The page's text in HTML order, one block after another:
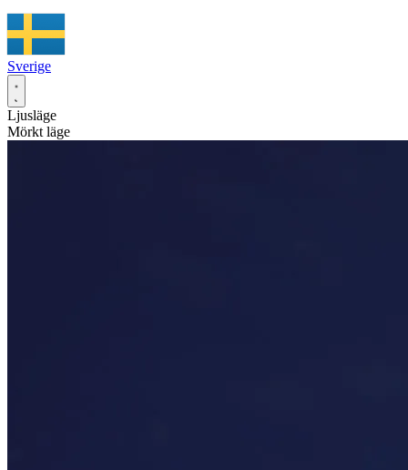
Sverige
Ljusläge
Mörkt läge